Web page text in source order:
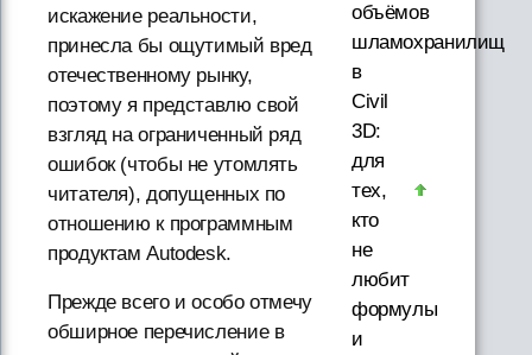
искажение реальности,
принесла бы ощутимый вред
отечественному рынку,
поэтому я представлю свой
взгляд на ограниченный ряд
ошибок (чтобы не утомлять
читателя), допущенных по
отношению к программным
продуктам Autodesk.
Прежде всего и особо отмечу
обширное перечисление в
объёмов
шламохранилищ
в
Civil
3D:
для
тех,
кто
не
любит
формулы
и